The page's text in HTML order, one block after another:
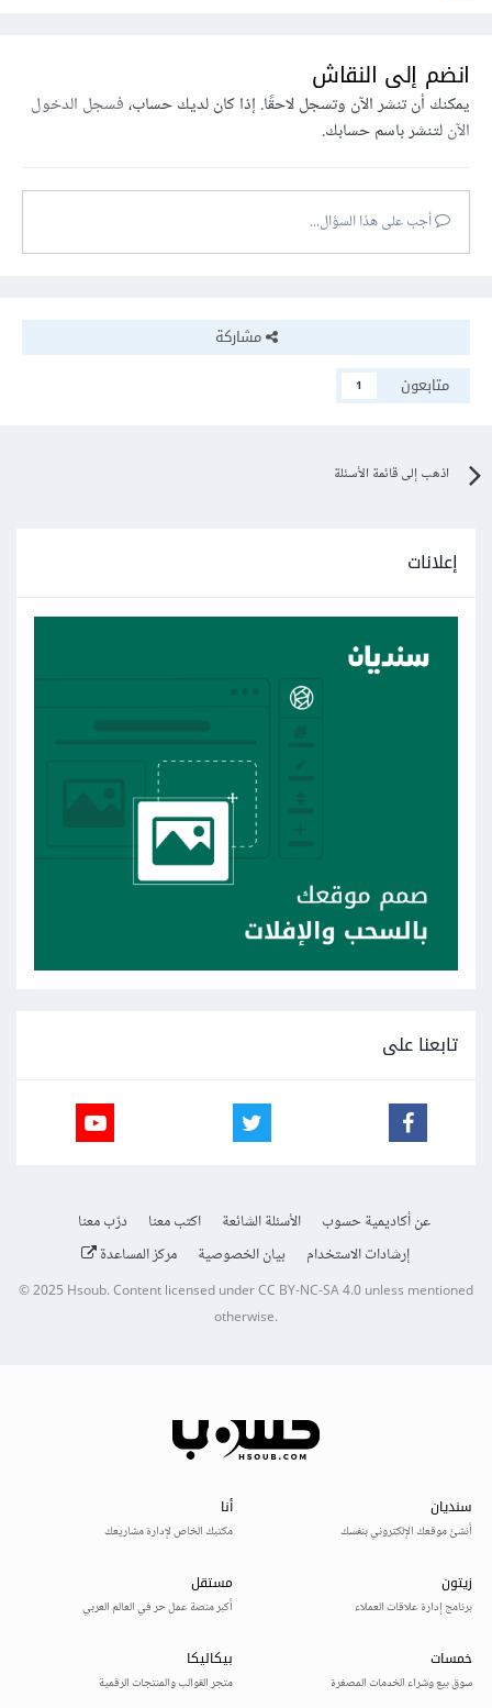
انضم إلى النقاش
يمكنك أن تنشر الآن وتسجل لاحقًا. إذا كان لديك حساب،فسجل الدخول
الآنلتنشر باسم حسابك.
أجب على هذا السؤال...
مشاركة
متابعون
1
اذهب إلى قائمة الأسئلة
إعلانات
تابعنا على
عن أكاديمية حسوب الأسئلة الشائعة اكتب معنا
درّب معنا
إرشادات الاستخدام
بيان الخصوصية مركز المساعدة
© 2025Hsoub.Content licensed underCC BY-NC-SA 4.0unless mentioned
otherwise.